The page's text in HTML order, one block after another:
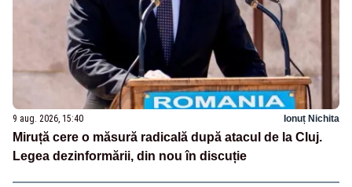
9 aug. 2026, 15:40 Ionuț Nichita
Miruță cere o măsură radicală după atacul de la Cluj.
Legea dezinformării, din nou în discuție